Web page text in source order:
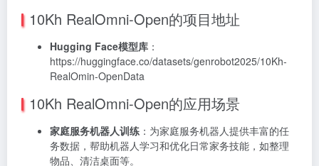
10Kh RealOmni-Open的项目地址
Hugging Face模型库 ：
https://huggingface.co/datasets/genrobot2025/10Kh-
RealOmin-OpenData
10Kh RealOmni-Open的应用场景
家庭服务机器人训练 ：为家庭服务机器人提供丰富的任
务数据，帮助机器人学习和优化日常家务技能，如整理
物品、清洁桌面等。